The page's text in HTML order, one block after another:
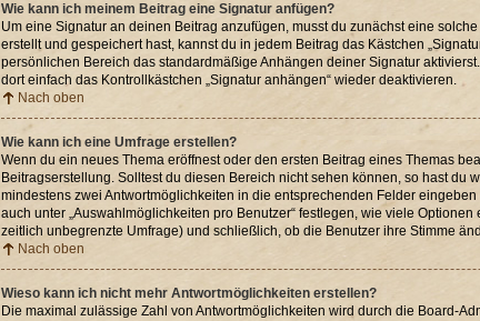
Wie kann ich meinem Beitrag eine Signatur anfügen?
Um eine Signatur an deinen Beitrag anzufügen, musst du zunächst eine
erstellt und gespeichert hast, kannst du in jedem Beitrag das Kästchen
persönlichen Bereich das standardmäßige Anhängen deiner Signatur
dort einfach das Kontrollkästchen „Signatur anhängen“ wieder deaktivieren.
Nach oben
Wie kann ich eine Umfrage erstellen?
Wenn du ein neues Thema eröffnest oder den ersten Beitrag eines Themas
Beitragserstellung. Solltest du diesen Bereich nicht sehen können, so hast
mindestens zwei Antwortmöglichkeiten in die entsprechenden Felder
auch unter „Auswahlmöglichkeiten pro Benutzer“ festlegen, wie viele
zeitlich unbegrenzte Umfrage) und schließlich, ob die Benutzer ihre Stimme
Nach oben
Wieso kann ich nicht mehr Antwortmöglichkeiten erstellen?
Die maximal zulässige Zahl von Antwortmöglichkeiten wird durch die Board-